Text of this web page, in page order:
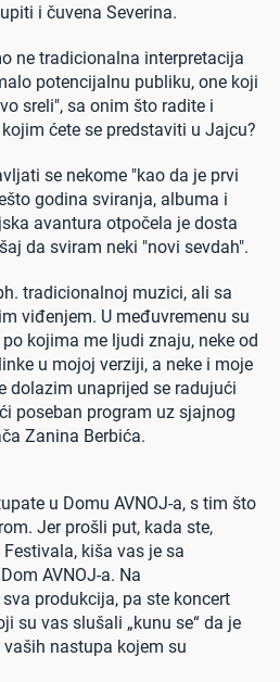
i čuvena Severina.
ne tradicionalna interpretacija
potencijalnu publiku, one koji
sreli", sa onim što radite i
ćete se predstaviti u Jajcu?
se nekome "kao da je prvi
godina sviranja, albuma i
avantura otpočela je dosta
da sviram neki "novi sevdah".
tradicionalnoj muzici, ali sa
viđenjem. U međuvremenu su
kojima me ljudi znaju, neke od
u mojoj verziji, a neke i moje
dolazim unaprijed se radujući
poseban program uz sjajnog
Zanina Berbića.
u Domu AVNOJ-a, s tim što
Jer prošli put, kada ste,
kiša vas je sa
AVNOJ-a. Na
produkcija, pa ste koncert
su vas slušali „kunu se“ da je
nastupa kojem su